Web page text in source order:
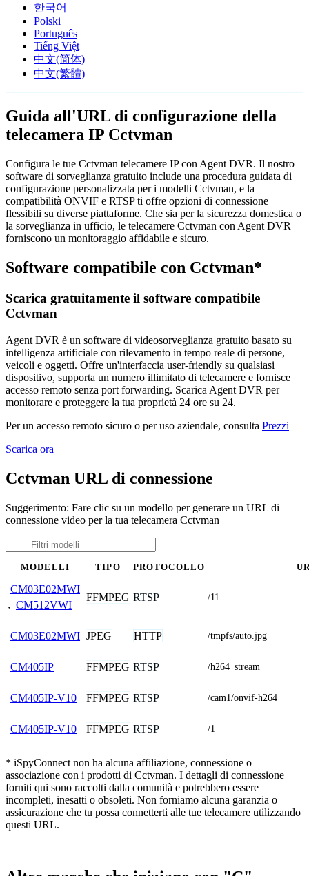
한국어
Polski
Português
Tiếng Việt
中文(简体)
中文(繁體)
Guida all'URL di configurazione della
telecamera IP Cctvman
Configura le tue Cctvman telecamere IP con Agent DVR. Il nostro
software di sorveglianza gratuito include una procedura guidata di
configurazione personalizzata per i modelli Cctvman, e la
compatibilità ONVIF e RTSP ti offre opzioni di connessione
flessibili su diverse piattaforme. Che sia per la sicurezza domestica o
la sorveglianza in ufficio, le telecamere Cctvman con Agent DVR
forniscono un monitoraggio affidabile e sicuro.
Software compatibile con Cctvman*
Scarica gratuitamente il software compatibile
Cctvman
Agent DVR è un software di videosorveglianza gratuito basato su
intelligenza artificiale con rilevamento in tempo reale di persone,
veicoli e oggetti. Offre un'interfaccia user-friendly su qualsiasi
dispositivo, supporta un numero illimitato di telecamere e fornisce
accesso remoto senza port forwarding. Scarica Agent DVR per
monitorare e proteggere la tua proprietà 24 ore su 24.
Per un accesso remoto sicuro o per uso aziendale, consulta Prezzi
Scarica ora
Cctvman URL di connessione
Suggerimento: Fare clic su un modello per generare un URL di
connessione video per la tua telecamera Cctvman
MODELLI TIPO PROTOCOLLO
CM03E02MWI
, CM512VWI
FFMPEG RTSP /11
CM03E02MWI JPEG HTTP /tmpfs/auto.jpg
CM405IP FFMPEG RTSP /h264_stream
CM405IP-V10 FFMPEG RTSP /cam1/onvif-h264
CM405IP-V10 FFMPEG RTSP /1
* iSpyConnect non ha alcuna affiliazione, connessione o
associazione con i prodotti di Cctvman. I dettagli di connessione
forniti qui sono raccolti dalla comunità e potrebbero essere
incompleti, inesatti o obsoleti. Non forniamo alcuna garanzia o
assicurazione che tu possa connetterti alle tue telecamere utilizzando
questi URL.